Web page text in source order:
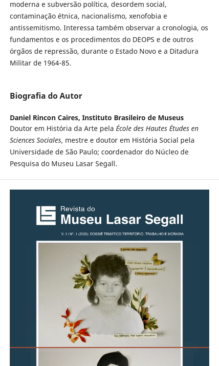
moderna e subversão política, desordem social,
contaminação étnica, nacionalismo, xenofobia e
antissemitismo. Interessa também observar a cronologia, os
fundamentos e os procedimentos do DEOPS e de outros
órgãos de repressão, durante o Estado Novo e a Ditadura
Militar de 1964-85.
Biografia do Autor
Daniel Rincon Caires, Instituto Brasileiro de Museus
Doutor em História da Arte pela École des Hautes Études en
Sciences Sociales, mestre e doutor em História Social pela
Universidade de São Paulo; coordenador do Núcleo de
Pesquisa do Museu Lasar Segall.